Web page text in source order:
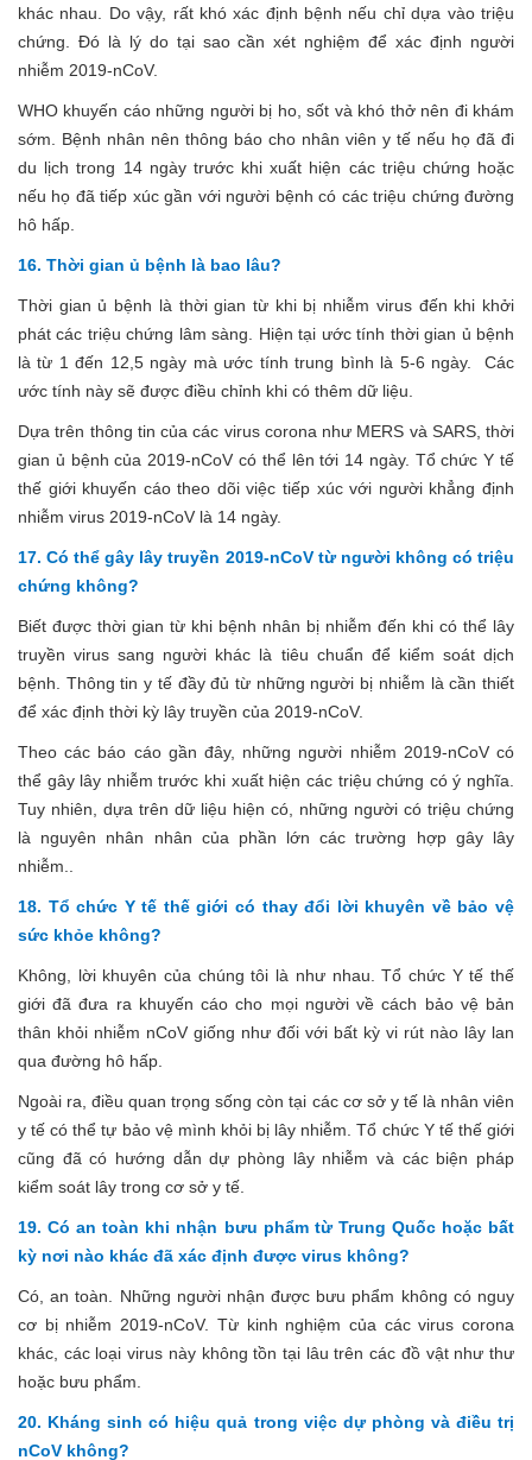
khác nhau. Do vậy, rất khó xác định bệnh nếu chỉ dựa vào triệu
chứng. Đó là lý do tại sao cần xét nghiệm để xác định người
nhiễm 2019-nCoV.
WHO khuyến cáo những người bị ho, sốt và khó thở nên đi khám
sớm. Bệnh nhân nên thông báo cho nhân viên y tế nếu họ đã đi
du lịch trong 14 ngày trước khi xuất hiện các triệu chứng hoặc
nếu họ đã tiếp xúc gần với người bệnh có các triệu chứng đường
hô hấp.
16. Thời gian ủ bệnh là bao lâu?
Thời gian ủ bệnh là thời gian từ khi bị nhiễm virus đến khi khởi
phát các triệu chứng lâm sàng. Hiện tại ước tính thời gian ủ bệnh
là từ 1 đến 12,5 ngày mà ước tính trung bình là 5-6 ngày. Các
ước tính này sẽ được điều chỉnh khi có thêm dữ liệu.
Dựa trên thông tin của các virus corona như MERS và SARS, thời
gian ủ bệnh của 2019-nCoV có thể lên tới 14 ngày. Tổ chức Y tế
thế giới khuyến cáo theo dõi việc tiếp xúc với người khẳng định
nhiễm virus 2019-nCoV là 14 ngày.
17. Có thể gây lây truyền 2019-nCoV từ người không có triệu
chứng không?
Biết được thời gian từ khi bệnh nhân bị nhiễm đến khi có thể lây
truyền virus sang người khác là tiêu chuẩn để kiểm soát dịch
bệnh. Thông tin y tế đầy đủ từ những người bị nhiễm là cần thiết
để xác định thời kỳ lây truyền của 2019-nCoV.
Theo các báo cáo gần đây, những người nhiễm 2019-nCoV có
thể gây lây nhiễm trước khi xuất hiện các triệu chứng có ý nghĩa.
Tuy nhiên, dựa trên dữ liệu hiện có, những người có triệu chứng
là nguyên nhân nhân của phần lớn các trường hợp gây lây
nhiễm..
18. Tổ chức Y tế thế giới có thay đổi lời khuyên về bảo vệ
sức khỏe không?
Không, lời khuyên của chúng tôi là như nhau.Tổ chức Y tế thế
giới đã đưa ra khuyến cáo cho mọi người về cách bảo vệ bản
thân khỏi nhiễm nCoV giống như đối với bất kỳ vi rút nào lây lan
qua đường hô hấp.
Ngoài ra, điều quan trọng sống còn tại các cơ sở y tế là nhân viên
y tế có thể tự bảo vệ mình khỏi bị lây nhiễm. Tổ chức Y tế thế giới
cũng đã có hướng dẫn dự phòng lây nhiễm và các biện pháp
kiểm soát lây trong cơ sở y tế.
19. Có an toàn khi nhận bưu phẩm từ Trung Quốc hoặc bất
kỳ nơi nào khác đã xác định được virus không?
Có, an toàn. Những người nhận được bưu phẩm không có nguy
cơ bị nhiễm 2019-nCoV. Từ kinh nghiệm của các virus corona
khác, các loại virus này không tồn tại lâu trên các đồ vật như thư
hoặc bưu phẩm.
20. Kháng sinh có hiệu quả trong việc dự phòng và điều trị
nCoV không?